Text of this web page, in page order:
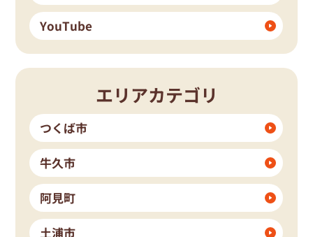
YouTube
エリアカテゴリ
つくば市
牛久市
阿見町
土浦市